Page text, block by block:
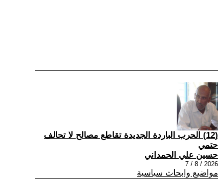
(12) الحرب الباردة الجديدة تقاطع مصالح لا تحالف
حتمي
حسين علي الحمداني
2026 / 8 / 7
مواضيع وابحاث سياسية